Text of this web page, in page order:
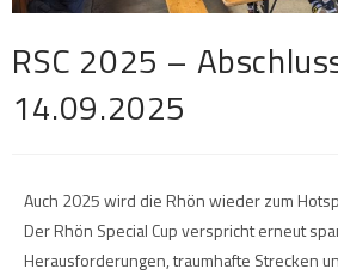
RSC 2025 –
14.09.2025
Auch 2025 wird die Rhön wieder zum
Der Rhön Special Cup verspricht erneut
Herausforderungen, traumhafte Strecken